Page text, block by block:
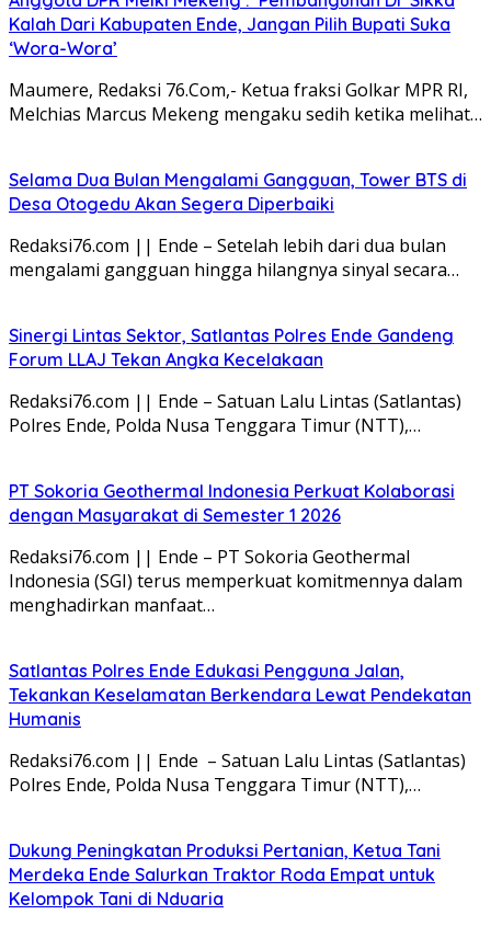
Kalah Dari Kabupaten Ende, Jangan Pilih Bupati Suka
‘Wora-Wora’
Maumere, Redaksi 76.Com,- Ketua fraksi Golkar MPR RI,
Melchias Marcus Mekeng mengaku sedih ketika melihat…
Selama Dua Bulan Mengalami Gangguan, Tower BTS di
Desa Otogedu Akan Segera Diperbaiki
Redaksi76.com || Ende – Setelah lebih dari dua bulan
mengalami gangguan hingga hilangnya sinyal secara…
Sinergi Lintas Sektor, Satlantas Polres Ende Gandeng
Forum LLAJ Tekan Angka Kecelakaan
Redaksi76.com || Ende – Satuan Lalu Lintas (Satlantas)
Polres Ende, Polda Nusa Tenggara Timur (NTT),…
PT Sokoria Geothermal Indonesia Perkuat Kolaborasi
dengan Masyarakat di Semester 1 2026
Redaksi76.com || Ende – PT Sokoria Geothermal
Indonesia (SGI) terus memperkuat komitmennya dalam
menghadirkan manfaat…
Satlantas Polres Ende Edukasi Pengguna Jalan,
Tekankan Keselamatan Berkendara Lewat Pendekatan
Humanis
Redaksi76.com || Ende – Satuan Lalu Lintas (Satlantas)
Polres Ende, Polda Nusa Tenggara Timur (NTT),…
Dukung Peningkatan Produksi Pertanian, Ketua Tani
Merdeka Ende Salurkan Traktor Roda Empat untuk
Kelompok Tani di Nduaria